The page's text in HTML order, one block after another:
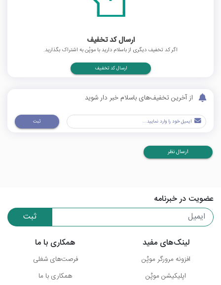
ارسال کد تخفیف
اگر کد تخفیف دیگری از باسلام دارید با موپُن به اشتراک بگذارید.
ارسال کد تخفیف
از آخرین تخفیف‌های باسلام خبر دار شوید
ثبت
ارسال نظر
عضویت در خبرنامه
ثبت
لینک‌های مفید
افزونه مرورگر موپُن
اپلیکیشن موپُن
همکاری با ما
فرصت‌های شغلی
همکاری با ما